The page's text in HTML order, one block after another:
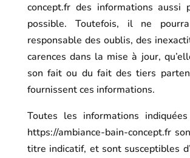
concept.frdes informations aussi
possible. Toutefois, il ne
responsable des oublis, des
carences dans la mise à jour,
son fait ou du fait des tiers
fournissent ces informations.
Toutes les informations
https://ambiance-bain-concept.fr
titre indicatif, et sont susceptibles